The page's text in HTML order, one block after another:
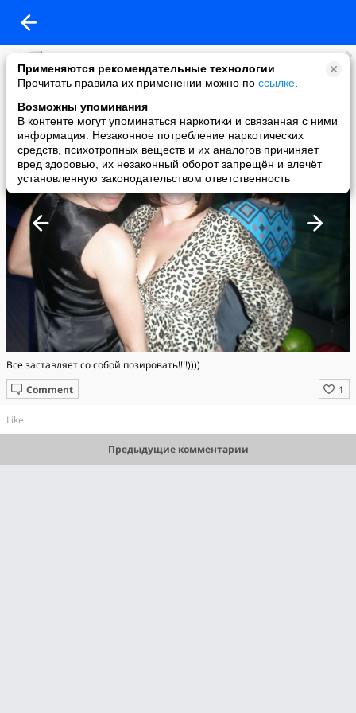
Применяются рекомендательные технологии
Прочитать правила их применении можно по ссылке
Возможны упоминания
В контенте могут упоминаться наркотики и связанная с ними
информация. Незаконное потребление наркотических
средств, психотропных веществ и их аналогов причиняет
вред здоровью, их незаконный оборот запрещён и влечёт
установленную законодательством ответственность
ольга григорова
added a photo
20 Apr в 14:02
Все заставляет со собой позировать!!!!))))
Comment
Like:
Предыдущие комментарии